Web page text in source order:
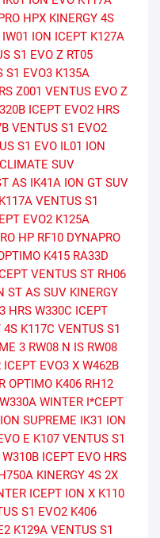
HPX KINERGY 4S
IW01 ION ICEPT K127A
S1 EVO Z RT05
S1 EVO3 K135A
Z001 VENTUS EVO Z
ICEPT EVO2 HRS
VENTUS S1 EVO2
S1 EVO IL01 ION
SUV
AS IK41A ION GT SUV
K117A VENTUS S1
EVO2 K125A
HP RF10 DYNAPRO
K415 RA33D
VENTUS ST RH06
ST AS SUV KINERGY
HRS W330C ICEPT
4S K117C VENTUS S1
3 RW08 N IS RW08
EVO3 X W462B
OPTIMO K406 RH12
W330A WINTER I*CEPT
SUPREME IK31 ION
E K107 VENTUS S1
W310B ICEPT EVO HRS
KINERGY 4S 2X
ICEPT ION X K110
S1 EVO2 K406
K129A VENTUS S1